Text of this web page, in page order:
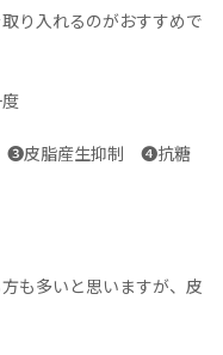
取り入れるのがおすすめで
❸皮脂産生抑制 ❹抗糖
も多いと思いますが、皮